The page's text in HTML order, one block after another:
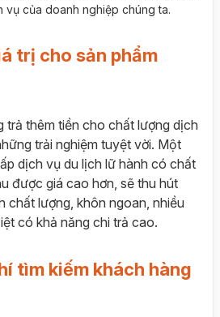
vụ của doanh nghiệp chúng ta.
trị cho sản phẩm
trả thêm tiền cho chất lượng dịch
trải nghiệm tuyệt vời. Một
dịch vụ du lịch lữ hành có chất
được giá cao hơn, sẽ thu hút
chất lượng, khôn ngoan, nhiều
có khả năng chi trả cao.
tìm kiếm khách hàng